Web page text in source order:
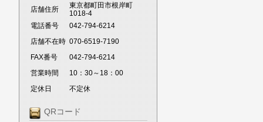
店舗住所
東京都町田市根岸町
1018-4
電話番号
042-794-6214
店舗不在時 070-6519-7190
FAX番号
042-794-6214
営業時間
10：30～18：00
定休日
不定休
QRコード